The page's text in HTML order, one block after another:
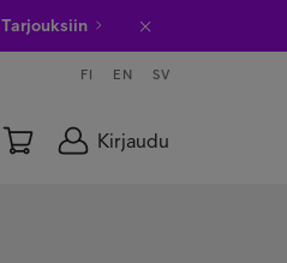
Tarjouksiin
FI EN SV
Kirjaudu